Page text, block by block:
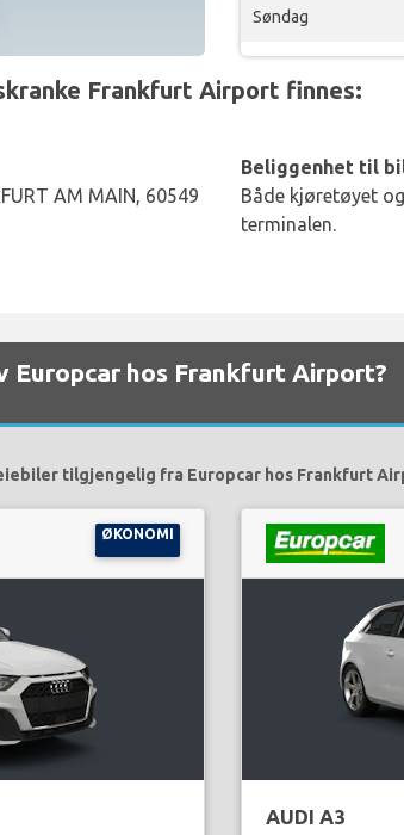
Søndag
Frankfurt Airport finnes:
AM MAIN, 60549
Beliggenhet til
Både kjøretøyet
terminalen.
Europcar hos Frankfurt Airport?
tilgjengelig fra Europcar hos Frankfurt
ØKONOMI
AUDI A3